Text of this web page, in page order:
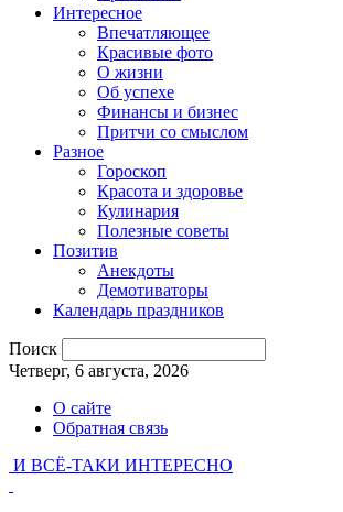
Интересное
Впечатляющее
Красивые фото
О жизни
Об успехе
Финансы и бизнес
Притчи со смыслом
Разное
Гороскоп
Красота и здоровье
Кулинария
Полезные советы
Позитив
Анекдоты
Демотиваторы
Календарь праздников
Поиск
Четверг, 6 августа, 2026
О сайте
Обратная связь
И ВСЁ-ТАКИ ИНТЕРЕСНО